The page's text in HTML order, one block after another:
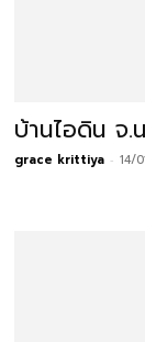
บ้านไอดิน จ.
grace krittiya - 14/